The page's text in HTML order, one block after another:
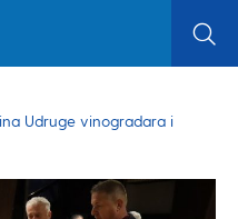
Udruge vinogradara i